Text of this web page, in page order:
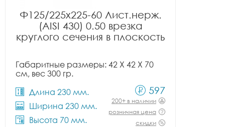
Ф125/225x225-60 Лист.нерж.
(AISI 430) 0.50 врезка
круглого сечения в плоскость
Габаритные размеры: 42 X 42 X 70
см, вес 300 гр.
Длина 230 мм.
Ширина 230 мм.
Высота 70 мм.
597
200+ в наличии
розничная цена
скидки